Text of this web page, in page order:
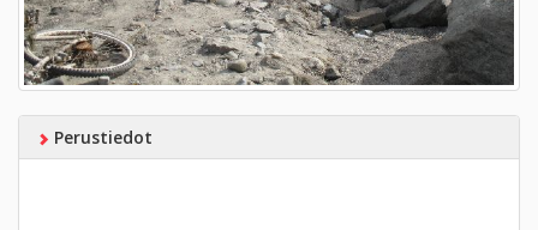
Perustiedot